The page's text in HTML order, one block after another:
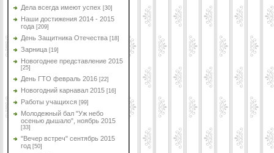
Дела всегда имеют успех [30]
Наши достижения 2014 - 2015
года [209]
День Защитника Отечества [18]
Зарница [19]
Новогоднее представление 2015
[25]
День ГТО февраль 2016 [22]
Новогодний карнавал 2015 [16]
Работы учащихся [99]
Молодежный бал "Уж небо
осенью дышало", ноябрь 2015
[33]
"Вечер встреч" сентябрь 2015
год [50]